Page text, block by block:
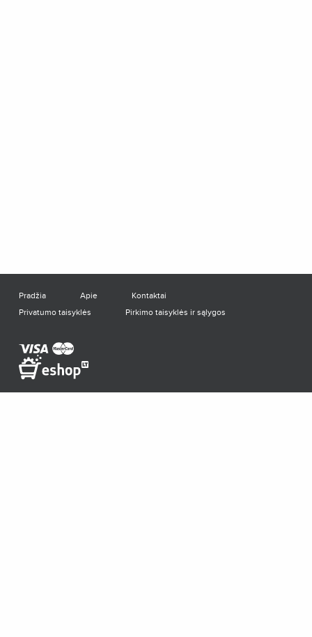
Pradžia Apie
Kontaktai
Privatumo taisyklės
Pirkimo taisyklės ir sąlygos